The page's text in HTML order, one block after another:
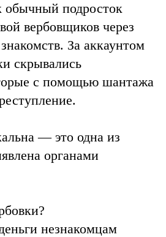
обычный подросток
вербовщиков через
За аккаунтом
скрывались
с помощью шантажа
— это одна из
органами
незнакомцам